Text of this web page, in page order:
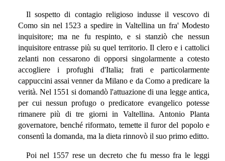
Il sospetto di contagio religioso indusse il vescovo di
Como sin nel 1523 a spedire in Valtellina un fra' Modesto
inquisitore; ma ne fu respinto, e si stanziò che nessun
inquisitore entrasse più su quel territorio. Il clero e i cattolici
zelanti non cessarono di opporsi singolarmente a cotesto
accogliere i profughi d'Italia; frati e particolarmente
cappuccini assai venner da Milano e da Como a predicare la
verità. Nel 1551 si domandò l'attuazione di una legge antica,
per cui nessun profugo o predicatore evangelico potesse
rimanere più di tre giorni in Valtellina. Antonio Planta
governatore, benché riformato, temette il furor del popolo e
consentì la domanda, ma la dieta rinnovò il suo primo editto.
Poi nel 1557 rese un decreto che fu messo fra le leggi